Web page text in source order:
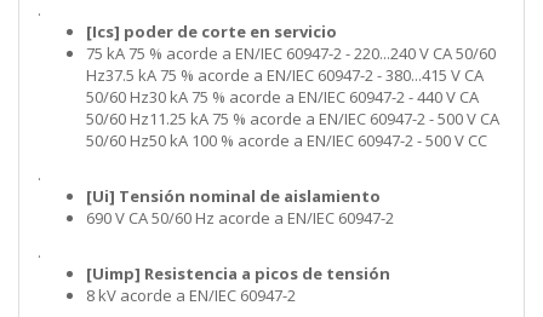
.
[Ics] poder de corte en servicio
75 kA 75 % acorde a EN/IEC 60947-2 - 220...240 V CA 50/60
Hz37.5 kA 75 % acorde a EN/IEC 60947-2 - 380...415 V CA
50/60 Hz30 kA 75 % acorde a EN/IEC 60947-2 - 440 V CA
50/60 Hz11.25 kA 75 % acorde a EN/IEC 60947-2 - 500 V CA
50/60 Hz50 kA 100 % acorde a EN/IEC 60947-2 - 500 V CC
.
[Ui] Tensión nominal de aislamiento
690 V CA 50/60 Hz acorde a EN/IEC 60947-2
.
[Uimp] Resistencia a picos de tensión
8 kV acorde a EN/IEC 60947-2